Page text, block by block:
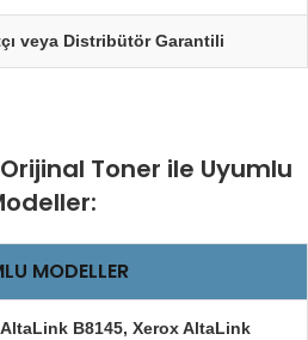
veya Distribütör Garantili
Toner ile Uyumlu
MODELLER
B8145, Xerox AltaLink